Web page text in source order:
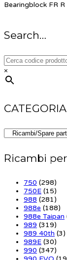
Bearingblock FR
Search…
×
Ricambi
750 (298)
750E (15)
988 (281)
988e (188)
988e Taipan
989 (319)
989 40th (3)
989E (30)
990 (347)